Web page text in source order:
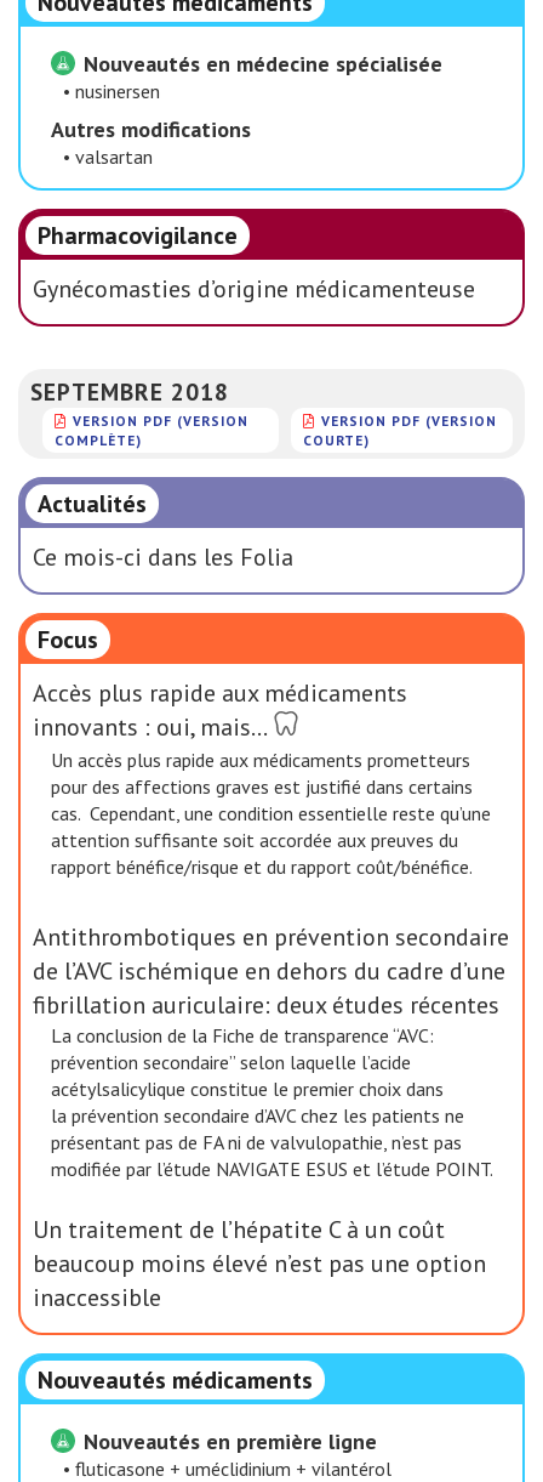
Nouveautés en médecine spécialisée
• nusinersen
Autres modifications
• valsartan
Pharmacovigilance
Gynécomasties d’origine médicamenteuse
SEPTEMBRE 2018
VERSION PDF (VERSION
COMPLÈTE)
VERSION PDF (VERSION
COURTE)
Actualités
Ce mois-ci dans les Folia
Focus
Accès plus rapide aux médicaments
innovants : oui, mais…
Un accès plus rapide aux médicaments prometteurs
pour des affections graves est justifié dans certains
cas. Cependant, une condition essentielle reste qu’une
attention suffisante soit accordée aux preuves du
rapport bénéfice/risque et du rapport coût/bénéfice.
Antithrombotiques en prévention secondaire
de l’AVC ischémique en dehors du cadre d’une
fibrillation auriculaire: deux études récentes
La conclusion de la Fiche de transparence “AVC:
prévention secondaire” selon laquelle l’acide
acétylsalicylique constitue le premier choix dans
la prévention secondaire d’AVC chez les patients ne
présentant pas de FA ni de valvulopathie, n’est pas
modifiée par l’étude NAVIGATE ESUS et l’étude POINT.
Un traitement de l’hépatite C à un coût
beaucoup moins élevé n’est pas une option
inaccessible
Nouveautés médicaments
Nouveautés en première ligne
• fluticasone + uméclidinium + vilantérol